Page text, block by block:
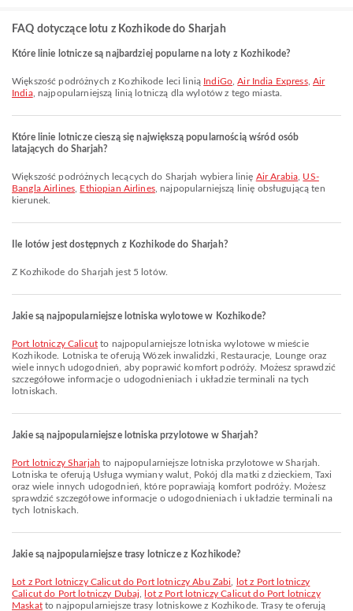
FAQ dotyczące lotu z Kozhikode do Sharjah
Które linie lotnicze są najbardziej popularne na loty z Kozhikode?
Większość podróżnych z Kozhikode leci linią IndiGo ,Air India Express, Air
India, najpopularniejszą linią lotniczą dla wylotów z tego miasta.
Które linie lotnicze cieszą się największą popularnością wśród osób
latających do Sharjah?
Większość podróżnych lecących do Sharjah wybiera linię Air Arabia US-
Bangla Airlines Ethiopian Airlines, najpopularniejszą linię obsługującą ten
kierunek.
Ile lotów jest dostępnych z Kozhikode do Sharjah?
Z Kozhikode do Sharjah jest 5 lotów.
Jakie są najpopularniejsze lotniska wylotowe w Kozhikode?
Port lotniczy Calicutto najpopularniejsze lotniska wylotowe w mieście
Kozhikode. Lotniska te oferują Wózek inwalidzki, Restauracje, Lounge oraz
wiele innych udogodnień, aby poprawić komfort podróży. Możesz sprawdzić
szczegółowe informacje o udogodnieniach i układzie terminali na tych
lotniskach.
Jakie są najpopularniejsze lotniska przylotowe w Sharjah?
Port lotniczy Sharjah to najpopularniejsze lotniska przylotowe w Sharjah.
Lotniska te oferują Usługa wymiany walut, Pokój dla matki z dzieckiem, Taxi
oraz wiele innych udogodnień, które poprawiają komfort podróży. Możesz
sprawdzić szczegółowe informacje o udogodnieniach i układzie terminali na
tych lotniskach.
Jakie są najpopularniejsze trasy lotnicze z Kozhikode?
lot z Port lotniczy Calicut do Port lotniczy Abu Zabi
lot z Port lotniczy
Calicut do Port lotniczy Dubaj
lot z Port lotniczy Calicut do Port lotniczy
Maskatto najpopularniejsze trasy lotniskowe z Kozhikode. Trasy te oferują